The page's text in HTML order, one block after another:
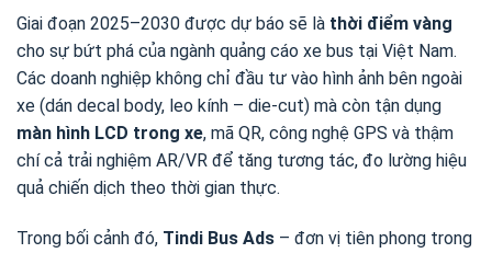
Giai đoạn 2025–2030 được dự báo sẽ là thời điểm vàng
cho sự bứt phá của ngành quảng cáo xe bus tại Việt Nam.
Các doanh nghiệp không chỉ đầu tư vào hình ảnh bên ngoài
xe (dán decal body, leo kính – die-cut) mà còn tận dụng
màn hình LCD trong xe, mã QR, công nghệ GPS và thậm
chí cả trải nghiệm AR/VR để tăng tương tác, đo lường hiệu
quả chiến dịch theo thời gian thực.
Trong bối cảnh đó, Tindi Bus Ads – đơn vị tiên phong trong